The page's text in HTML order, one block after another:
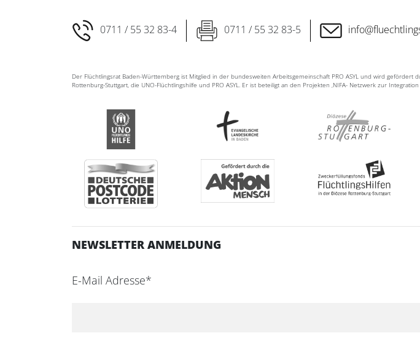
0711 / 55 32 83-4 0711 / 55 32 83-5
Der Flüchtlingsrat Baden-Württemberg ist Mitglied in der bundesweiten Arbeitsgemeinschaft PRO ASYL und wird
Rottenburg-Stuttgart, die UNO-Flüchtlingshilfe und PRO ASYL. Er ist beteiligt an den Projekten ‚NIFA- Netzwerk zur
NEWSLETTER ANMELDUNG
E-Mail Adresse*